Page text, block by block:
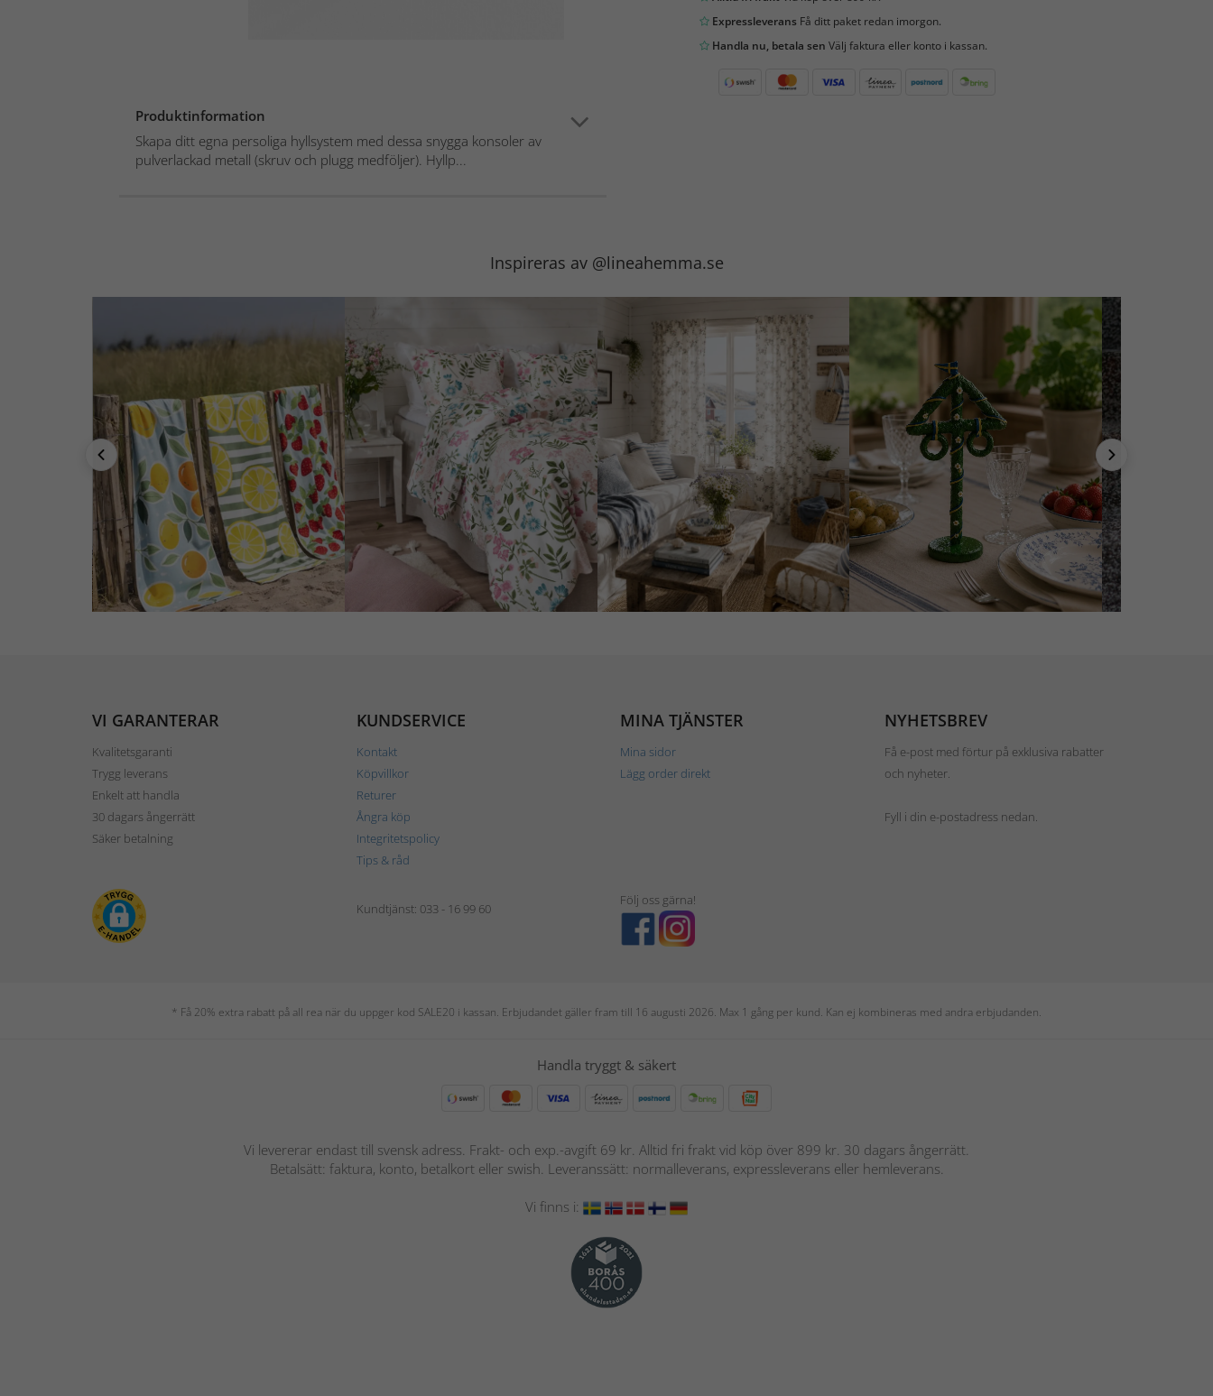
Produktinformation
Skapa ditt egna persoliga hyllsystem med dessa snygga konsoler av
pulverlackad metall (skruv och plugg medföljer). Hyllp...
ExpressleveransFå ditt paket redan imorgon.
Handla nu, betala sen Välj faktura eller konto i kassan.
Inspireras av @lineahemma.se
VI GARANTERAR
Kvalitetsgaranti
Trygg leverans
Enkelt att handla
30 dagars ångerrätt
Säker betalning
KUNDSERVICE
Kontakt
Köpvillkor
Returer
Ångra köp
Integritetspolicy
Tips & råd
MINA TJÄNSTER
Mina sidor
Lägg order direkt
NYHETSBREV
Få e-post med förtur på exklusiva rabatter
och nyheter.
Fyll i din e-postadress nedan.
Kundtjänst: 033 - 16 99 60
Följ oss gärna!
* Få 20% extra rabatt på all rea när du uppger kod SALE20 i kassan. Erbjudandet gäller fram till 16 augusti 2026. Max 1 gång per kund. Kan ej kombineras med andra erbjudanden.
Handla tryggt & säkert
Vi levererar endast till svensk adress. Frakt- och exp.-avgift 69 kr. Alltid fri frakt vid köp över 899 kr. 30 dagars ångerrätt.
Betalsätt: faktura, konto, betalkort eller swish. Leveranssätt: normalleverans, expressleverans eller hemleverans.
Vi finns i: